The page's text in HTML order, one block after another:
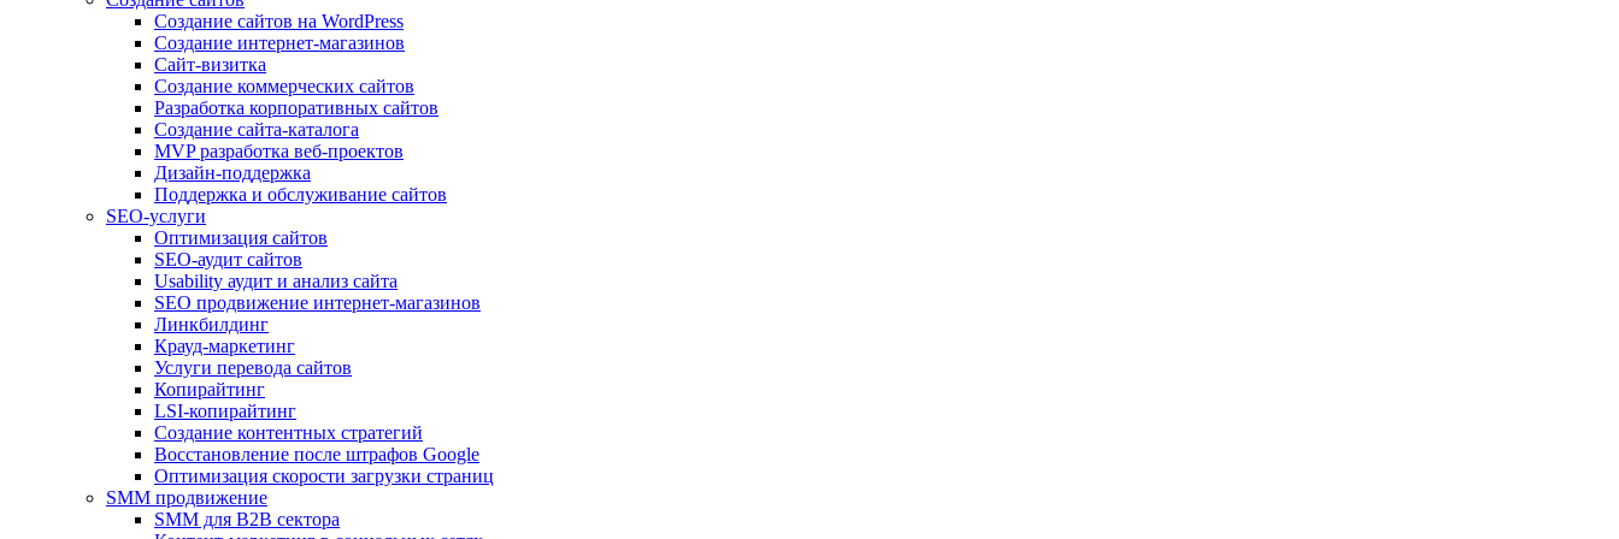
Создание сайтов на WordPress
Создание интернет-магазинов
Сайт-визитка
Создание коммерческих сайтов
Разработка корпоративных сайтов
Создание сайта-каталога
MVP разработка веб-проектов
Дизайн-поддержка
Поддержка и обслуживание сайтов
SEO-услуги
Оптимизация сайтов
SEO-аудит сайтов
Usability аудит и анализ сайта
SEO продвижение интернет-магазинов
Линкбилдинг
Крауд-маркетинг
Услуги перевода сайтов
Копирайтинг
LSI-копирайтинг
Создание контентных стратегий
Восстановление после штрафов Google
Оптимизация скорости загрузки страниц
SMM продвижение
SMM для B2B сектора